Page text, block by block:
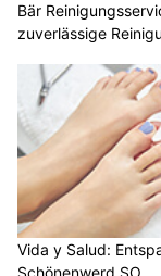
Bär
zuverlässige
Vida y Salud:
Schönenwerd SO